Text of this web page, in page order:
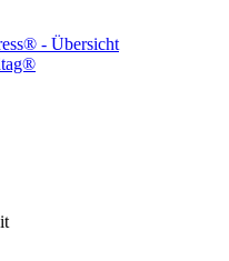
- Übersicht